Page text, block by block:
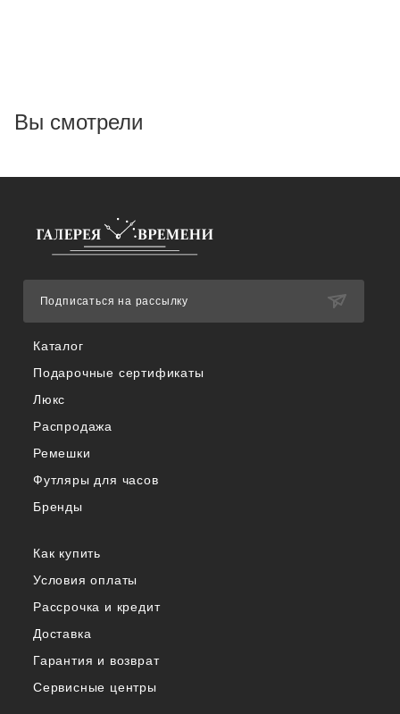
Вы смотрели
Каталог
Подарочные сертификаты
Люкс
Распродажа
Ремешки
Футляры для часов
Бренды
Как купить
Условия оплаты
Рассрочка и кредит
Доставка
Гарантия и возврат
Сервисные центры
Подписаться на рассылку